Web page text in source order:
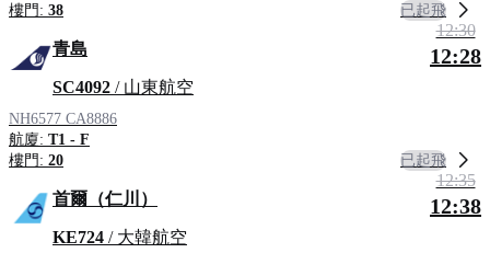
樓門: 38 已起飛
青島
SC4092 / 山東航空
NH6577 CA8886
航廈: T1 - F
樓門: 20
12:30
12:28
已起飛
首爾（仁川）
KE724 / 大韓航空
12:35
12:38